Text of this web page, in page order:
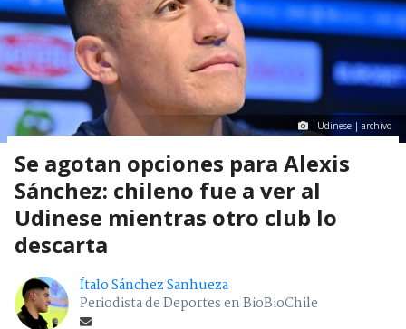
Udinese | archivo
Se agotan opciones para Alexis
Sánchez: chileno fue a ver al
Udinese mientras otro club lo
descarta
Ítalo Sánchez Sanhueza
Periodista de Deportes en BioBioChile